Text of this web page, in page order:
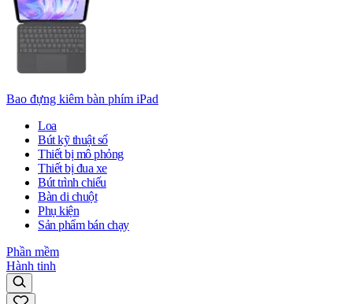
Bao đựng kiêm bàn phím iPad
Loa
Bút kỹ thuật số
Thiết bị mô phỏng
Thiết bị đua xe
Bút trình chiếu
Bàn di chuột
Phụ kiện
Sản phẩm bán chạy
Phần mềm
Hành tinh